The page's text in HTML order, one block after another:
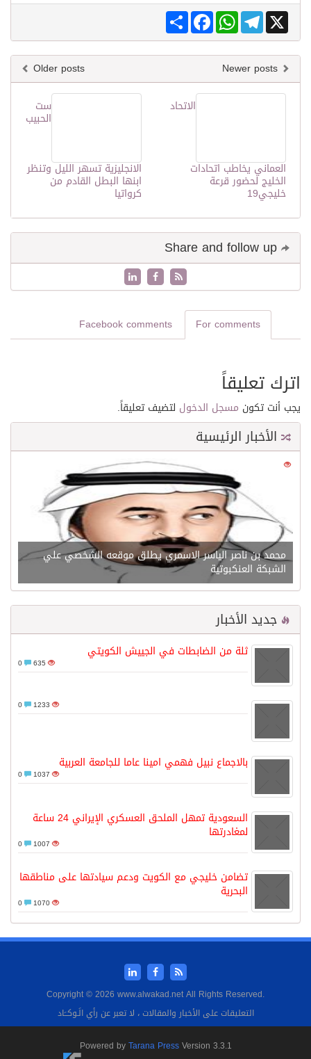
Share
FacebookWhatsAppTelegram X
Older posts
ست
الحبيب
الانجليزية تسهر الليل وتنظر
ابنها البطل القادم من
كرواتيا
الاتحاد
العماني يخاطب اتحادات
الخليج لحضور قرعة
خليجي19
For comments
Facebook comments
اترك تعليقاً
يجب أنت تكون مسجل الدخول لتضيف تعليقاً.
الأخبار الرئيسية
21619
محمد بن ناصر الياسر الاسمري يطلق موقعه الشخصي علي
الشبكة العنكبوتية
جديد الأخبار
ثلة من الضابطات في الجييش الكويتي
635
1233
بالاجماع نبيل فهمي امينا عاما للجامعة العربية
1037
السعودية تمهل الملحق العسكري الإيراني 24 ساعة
لمغادرتها
1007
تضامن خليجي مع الكويت ودعم سيادتها على مناطقها
البحرية
1070
Copyright © 2026 www.alwakad.net All Rights Reserved.
التعليقات على الأخبار والمقالات ، لا تعبر عن رأي الَـوكــَاد
Powered byTarana PressVersion 3.3.1